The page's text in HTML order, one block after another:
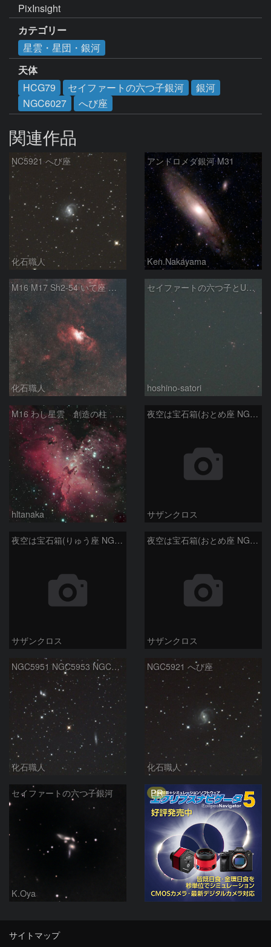
PixInsight
カテゴリー
星雲・星団・銀河
天体
HCG79
セイファートの六つ子銀河
銀河
NGC6027
へび座
関連作品
NC5921 へび座
化石職人
アンドロメダ銀河 M31
Ken.Nakayama
M16 M17 Sh2-54 いて座 へび座
化石職人
セイファートの六つ子とUGC10127
hoshino-satori
M16 わし星雲 創造の柱 へび座
hltanaka
夜空は宝石箱(おとめ座 NGC5566) Seestar50
サザンクロス
夜空は宝石箱(りゅう座 NGC6503) Seestar50
サザンクロス
夜空は宝石箱(おとめ座 NGC5746) Seestar50
サザンクロス
NGC5951 NGC5953 NGC5954 へび座
化石職人
NGC5921 へび座
化石職人
セイファートの六つ子銀河
K.Oya
PR
サイトマップ